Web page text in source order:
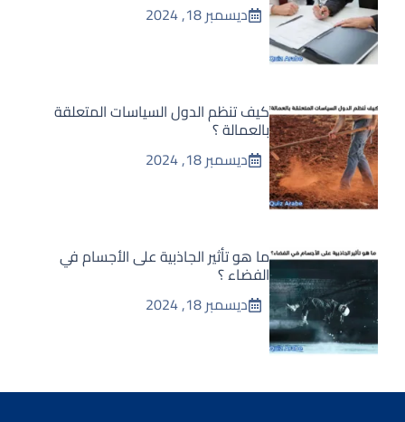
ديسمبر 18, 2024
كيف تنظم الدول السياسات المتعلقة
بالعمالة ؟
ديسمبر 18, 2024
ما هو تأثير الجاذبية على الأجسام في
الفضاء ؟
ديسمبر 18, 2024